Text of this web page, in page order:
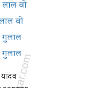
वो
वो
गुलाल
गुलाल